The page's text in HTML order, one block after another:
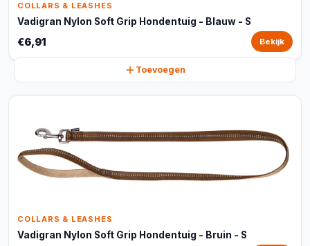
COLLARS & LEASHES
Vadigran Nylon Soft Grip Hondentuig - Blauw - S
€6,91 Bekijk
Toevoegen
COLLARS & LEASHES
Vadigran Nylon Soft Grip Hondentuig - Bruin - S